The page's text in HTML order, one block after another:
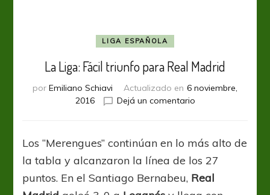
LIGA ESPAÑOLA
La Liga: Fácil triunfo para Real Madrid
por Emiliano Schiavi Actualizado en 6 noviembre,
2016
Dejá un comentarioen
Fácil
triunfo
para
Real
Los “Merengues” continúan en lo más alto de
la tabla y alcanzaron la línea de los 27
puntos. En el Santiago Bernabeu, Real